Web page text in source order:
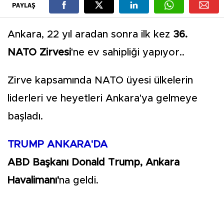
PAYLAŞ
Ankara, 22 yıl aradan sonra ilk kez 36.
NATO Zirvesi'ne ev sahipliği yapıyor..
Zirve kapsamında NATO üyesi ülkelerin
liderleri ve heyetleri Ankara'ya gelmeye
başladı.
TRUMP ANKARA'DA
ABD Başkanı Donald Trump, Ankara
Havalimanı'na geldi.